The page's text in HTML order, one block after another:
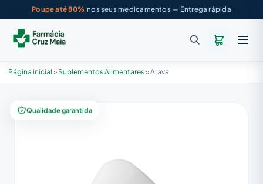
Poupe até 80% nos seus medicamentos — Entrega rápida
Página inicial »Suplementos Alimentares»Arava
Qualidade garantida